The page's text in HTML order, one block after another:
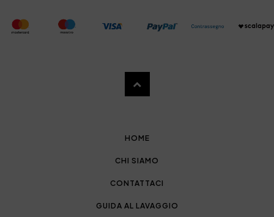
HOME
CHI SIAMO
CONTATTACI
GUIDA AL LAVAGGIO